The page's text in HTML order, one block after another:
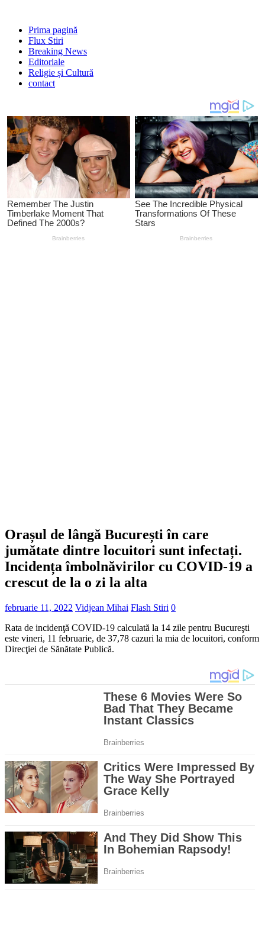
Prima pagină
Flux Stiri
Breaking News
Editoriale
Religie și Cultură
contact
Orașul de lângă București în care
jumătate dintre locuitori sunt infectați.
Incidența îmbolnăvirilor cu COVID-19 a
crescut de la o zi la alta
februarie 11, 2022 Vidjean Mihai Flash Stiri 0
Rata de incidenţă COVID-19 calculată la 14 zile pentru Bucureşti
este vineri, 11 februarie, de 37,78 cazuri la mia de locuitori, conform
Direcţiei de Sănătate Publică.